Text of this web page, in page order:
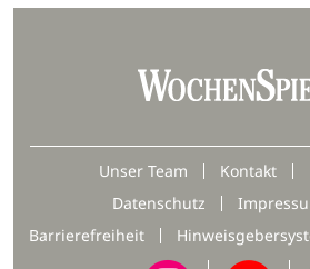
Unser Team Kontakt
Datenschutz
Barrierefreiheit